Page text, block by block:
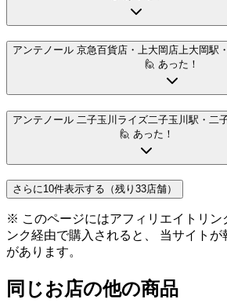
アンテノール 京急百貨店・上大岡店上大岡駅
🙋 あった！
アンテノール 二子玉川ライズ二子玉川駅 ・二
🙋 あった！
さらに10件表示する（残り33店舗）
※ このページにはアフィリエイトリン
ンク経由で購入されると、 当サイト
があります。
同じお店の他の商品